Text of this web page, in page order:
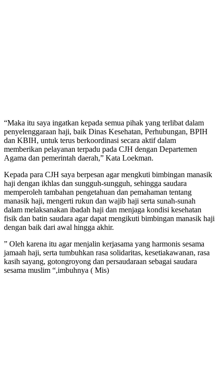
“Maka itu saya ingatkan kepada semua pihak yang terlibat dalam
penyelenggaraan haji, baik Dinas Kesehatan, Perhubungan, BPIH
dan KBIH, untuk terus berkoordinasi secara aktif dalam
memberikan pelayanan terpadu pada CJH dengan Departemen
Agama dan pemerintah daerah,” Kata Loekman.
Kepada para CJH saya berpesan agar mengkuti bimbingan manasik
haji dengan ikhlas dan sungguh-sungguh, sehingga saudara
memperoleh tambahan pengetahuan dan pemahaman tentang
manasik haji, mengerti rukun dan wajib haji serta sunah-sunah
dalam melaksanakan ibadah haji dan menjaga kondisi kesehatan
fisik dan batin saudara agar dapat mengikuti bimbingan manasik haji
dengan baik dari awal hingga akhir.
” Oleh karena itu agar menjalin kerjasama yang harmonis sesama
jamaah haji, serta tumbuhkan rasa solidaritas, kesetiakawanan, rasa
kasih sayang, gotongroyong dan persaudaraan sebagai saudara
sesama muslim “,imbuhnya ( Mis)